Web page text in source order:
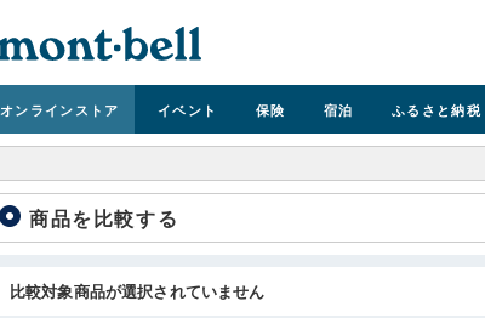
オンラインストア イベント 保険 宿泊 ふるさと納税
商品を比較する
比較対象商品が選択されていません